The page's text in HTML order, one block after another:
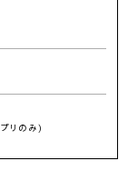
リのみ)